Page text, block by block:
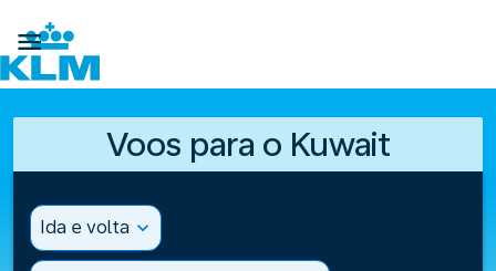

Voos para o Kuwait
Ida e volta expand_more